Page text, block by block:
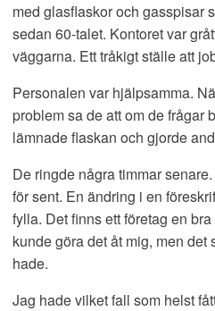
med glasflaskor och gasspisar
sedan 60-talet. Kontoret var
väggarna. Ett tråkigt ställe att
Personalen var hjälpsamma.
problem sa de att om de frågar
lämnade flaskan och gjorde
De ringde några timmar
för sent. En ändring i en
fylla. Det finns ett företag en
kunde göra det åt mig, men
hade.
Jag hade vilket fall som helst